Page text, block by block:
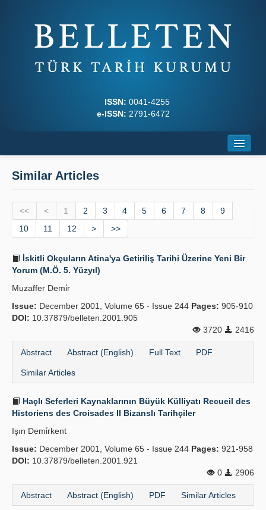
ISSN: 0041-4255
e-ISSN: 2791-6472
Journal Boards
Writing Rules
Principles
Guidelines
Similar Articles
<< < 1 2 3 4 5 6 7 8
9
10
11 12 > >>
İskitli Okçuların Atina'ya Getiriliş Tarihi Üzerine Yeni Bir
Yorum (M.Ö. 5. Yüzyıl)
Muzaffer Demi̇r
Issue: December 2001, Volume 65 - Issue 244 Pages: 905-910
DOI: 10.37879/belleten.2001.905
3720
2416
Abstract Abstract (English) Full Text PDF
Similar Articles
Haçlı Seferleri Kaynaklarının Büyük Külliyatı Recueil des
Historiens des Croisades II Bizanslı Tarihçiler
Işın Demi̇rkent
Issue: December 2001, Volume 65 - Issue 244 Pages: 921-958
DOI: 10.37879/belleten.2001.921
0
2906
Abstract Abstract (English) PDF Similar Articles